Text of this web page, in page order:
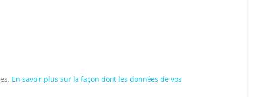
En savoir plus sur la façon dont les données de vos